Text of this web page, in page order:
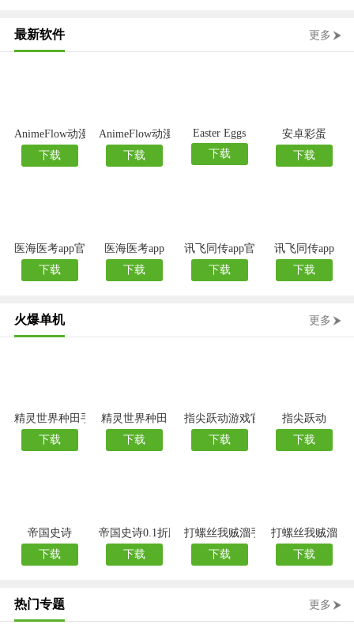
最新软件 更多
AnimeFlow动漫官方版
下载
AnimeFlow动漫
下载
Easter Eggs
下载
安卓彩蛋
下载
医海医考app官方版
下载
医海医考app
下载
讯飞同传app官方版
下载
讯飞同传app
下载
火爆单机 更多
精灵世界种田手游官方版
下载
精灵世界种田
下载
指尖跃动游戏官方版
下载
指尖跃动
下载
帝国史诗
下载
帝国史诗0.1折版
下载
打螺丝我贼溜手游官方版
下载
打螺丝我贼溜
下载
热门专题 更多